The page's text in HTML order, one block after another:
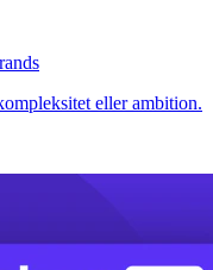
eller ambition.